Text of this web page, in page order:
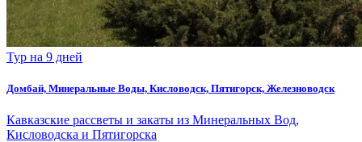
Тур на 9 дней
Домбай, Минеральные Воды, Кисловодск, Пятигорск, Железноводск
Кавказские рассветы и закаты из Минеральных Вод,
Кисловодска и Пятигорска